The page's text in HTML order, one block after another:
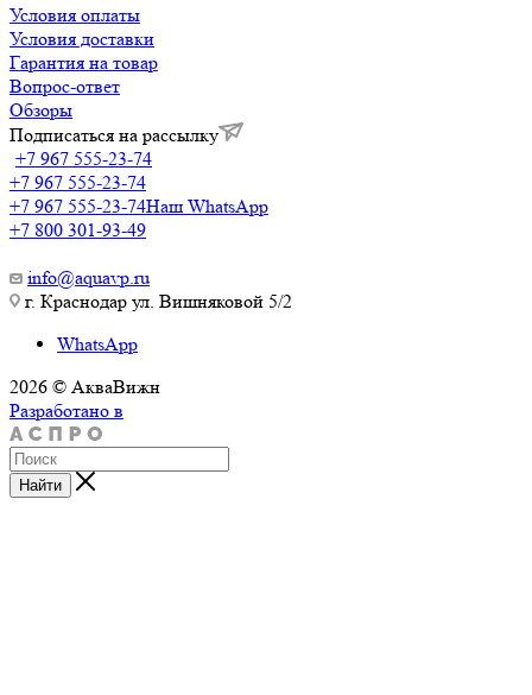
Условия оплаты
Условия доставки
Гарантия на товар
Вопрос-ответ
Обзоры
Подписаться на рассылку
+7 967 555-23-74
+7 967 555-23-74
+7 967 555-23-74Наш WhatsApp
+7 800 301-93-49
info@aquavp.ru
г. Краснодар ул. Вишняковой 5/2
WhatsApp
2026 © АкваВижн
Разработано в
Найти